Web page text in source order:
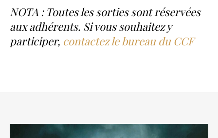
NOTA : Toutes les sorties sont réservées
aux adhérents. Si vous souhaitez y
participer, contactez le bureau du CCF